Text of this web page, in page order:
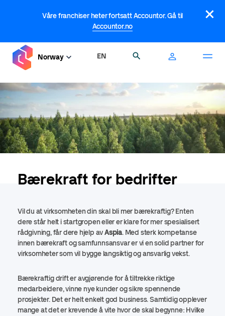
Våre franchiser heter fortsatt Accountor. Gå til
Accountor.no
×
Norway EN
Bærekraft for bedrifter
Vil du at virksomheten din skal bli mer bærekraftig? Enten
dere står helt i startgropen eller er klare for mer spesialisert
rådgivning, får dere hjelp avAspia. Med sterk kompetanse
innen bærekraft og samfunnsansvar er vi en solid partner for
virksomheter som vil bygge langsiktig og ansvarlig vekst.
Bærekraftig drift er avgjørende for å tiltrekke riktige
medarbeidere, vinne nye kunder og sikre spennende
prosjekter. Det er helt enkelt god business. Samtidig opplever
mange at det er krevende å vite hvor de skal begynne: Hvilke